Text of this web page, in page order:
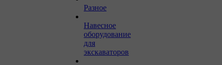
Разное
Навесное
оборудование
для
экскаваторов